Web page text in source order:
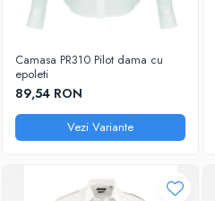
FLEECE
Camasa PR310 Pilot dama cu
epoleti
89,54 RON
Vezi Variante